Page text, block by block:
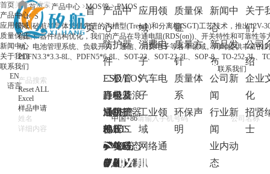
首
页
产品中
心
防护器
件
ESD/EOS
静电及浪
涌防护器
件
TVS瞬态
电压抑制
二极管
肖特基
二极管
稳压二
极管
开关二
三极管
通用三
极管
开关三
极管
MOS管
PMOS
NMOS
Dual
IGBT
IGBT分
立器件
碳化硅
碳化硅肖
OVP过
应用领
域
消费电
子
汽车电
子
工业领
域
网络通
讯
质量保
证
质量方
针
质量体
系
环保声
明
新闻中
心
新品发
布
公司新
闻
行业新
闻
业内动
态
关于
们
公司
绍
企业
化
招贤
士
首页
产品中心
应用领域
质量保证
新闻中心
关于我们
联系我们
EN
语言
首页 产品中心 MOS管
PMOS
PMOS
苏州矽航半导体凭借先进的沟槽型(Trench)和分离栅(SGT)工艺技术，推出12V-
创新和器件结构优化，我们的产品在导通电阻(RDS(on))、开关特性和可靠性
动、电池管理系统、负载开关、通信、消费电子等各个领域。同时提供丰富的
PDFN3.3*3.3-8L、PDFN5*6-8L、SOT-23、SOT-23-3L、SOP-8、TO-252-3L、
联系我们
Reset ALL
Excel
样品申请